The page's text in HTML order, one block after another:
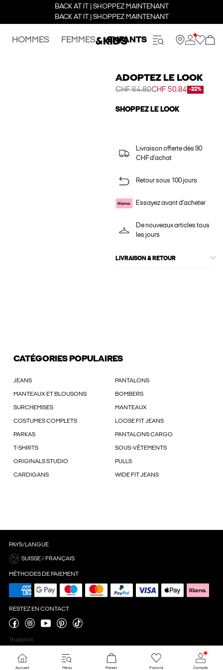
BACK AT IT | SHOPPEZ MAINTENANT
BACK AT IT | SHOPPEZ MAINTENANT
HOMMES FEMMES ENFANTS
ADOPTEZ LE LOOK
CHF 64.80CHF 50.84 -22%
SHOPPEZ LE LOOK
Livraison offerte dès 90
CHF d'achat
Retour sous 100 jours
Essayez avant d'acheter
De nouveaux articles tous
les jours
LIVRAISON & RETOUR
CATÉGORIES POPULAIRES
JEANS PANTALONS
MANTEAUX ET BLOUSONS BOMBERS
SURCHEMISES MANTEAUX
COSTUMES COMPLETS LOOSE FIT JEANS
PARKAS PANTALONS CARGO
T-SHIRTS SOUS-VÊTEMENTS
ORIGINALS STUDIO PULLS
CARDIGANS WIDE FIT JEANS
PAYS/LANGUE
SUISSE / FRANÇAIS
MÉTHODES DE PAIEMENT
RESTEZ EN CONTACT
Trustpilot
Accueil Menu Panier Favoris Compte